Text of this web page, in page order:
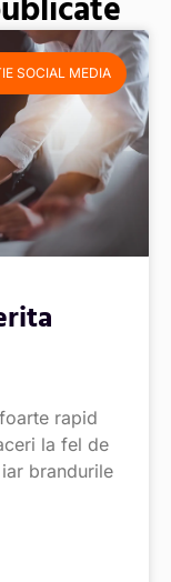
SOCIAL MEDIA
rapid
la fel de
brandurile